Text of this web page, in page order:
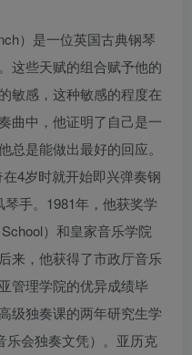
）是一位英国古典钢琴
这些天赋的组合赋予他的
敏感，这种敏感的程度在
曲中，他证明了自己是一
是能做出最好的回应。
4岁时就开始即兴弹奏钢
手。1981年，他获奖学
）和皇家音乐学院
来，他获得了市政厅音乐
管理学院的优异成绩毕
级独奏课的两年研究生学
乐会独奏文凭）。亚历克